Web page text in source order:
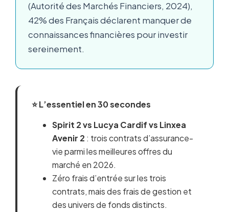
(Autorité des Marchés Financiers, 2024),
42% des Français déclarent manquer de
connaissances financières pour investir
sereinement.
⭐ L’essentiel en 30 secondes
Spirit 2 vs Lucya Cardif vs Linxea
Avenir 2 : trois contrats d’assurance-
vie parmi les meilleures offres du
marché en 2026.
Zéro frais d’entrée sur les trois
contrats, mais des frais de gestion et
des univers de fonds distincts.